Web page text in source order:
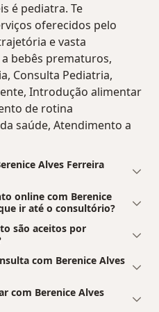
é pediatra. Te
oferecidos pelo
e vasta
bebês prematuros,
Consulta Pediatria,
Introdução alimentar
de rotina
saúde, Atendimento a
Alves Ferreira
online com Berenice
ir até o consultório?
são aceitos por
com Berenice Alves
com Berenice Alves